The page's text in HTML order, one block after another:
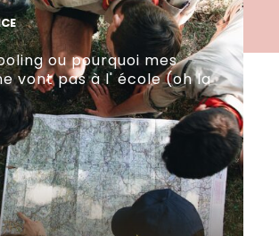
ou pourquoi mes
vont pas à l' école (oh la